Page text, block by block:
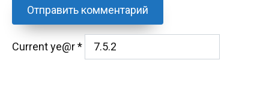
Current ye@r*